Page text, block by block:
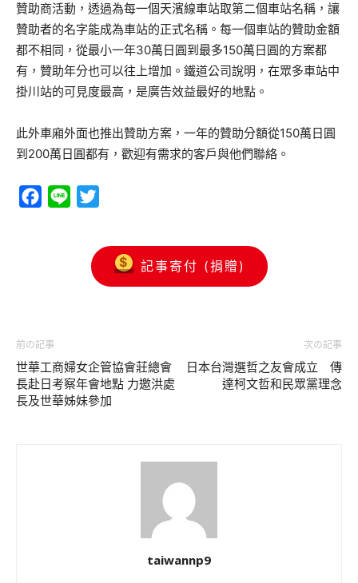
贊助商活動，透過為每一個天濱線車站取第二個車站名稱，讓
贊助者的名字能成為車站的正式名稱。每一個車站的贊助金額
都不相同，從最小一年30萬日圓到最多150萬日圓的方案都
有，贊助年分也可以往上增加。鐵道公司說明，在眾多車站中
掛川站的可見度最高，是廣告效益最好的地點。
此外車廂外面也推出贊助方案，一年的贊助分額從150萬日圓
到200萬日圓都有，歡迎有需求的客戶與他們聯絡。
Facebook
Line
記事寄付 (捐贈)
前の記事
世華工商婦女企管協會莊總會
長赴日考察年會地點 力邀洪處
長及世華姊妹參加
次の記事
日本台灣選哲之友會成立 傳
達柯文哲和民眾黨理念
taiwannp9